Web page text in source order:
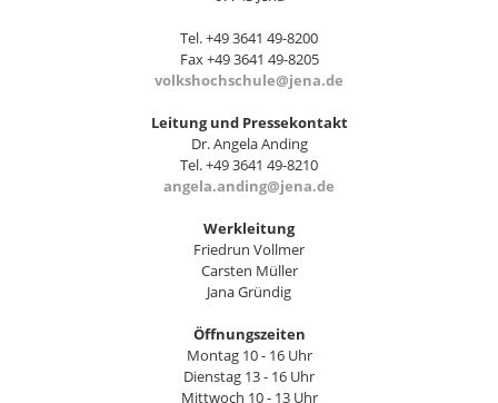
Tel. +49 3641 49-8200
Fax +49 3641 49-8205
volkshochschule@jena.de
Leitung und Pressekontakt
Dr. Angela Anding
Tel. +49 3641 49-8210
angela.anding@jena.de
Werkleitung
Friedrun Vollmer
Carsten Müller
Jana Gründig
Öffnungszeiten
Montag 10 - 16 Uhr
Dienstag 13 - 16 Uhr
Mittwoch 10 - 13 Uhr